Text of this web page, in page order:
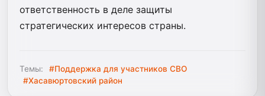
ответственность в деле защиты
стратегических интересов страны.
Темы:
#Поддержка для участников СВО
#Хасавюртовский район